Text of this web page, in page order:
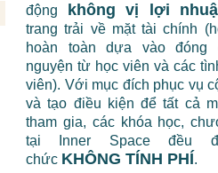
động
không vị lợi
trang trải về mặt tài chính
hoàn toàn dựa vào đóng
nguyện từ học viên và các
viên). Với mục đích phục vụ
và tạo điều kiện để tất cả
tham gia, các khóa học,
tại Inner Space đều
chức KHÔNG TÍNH PHÍ.